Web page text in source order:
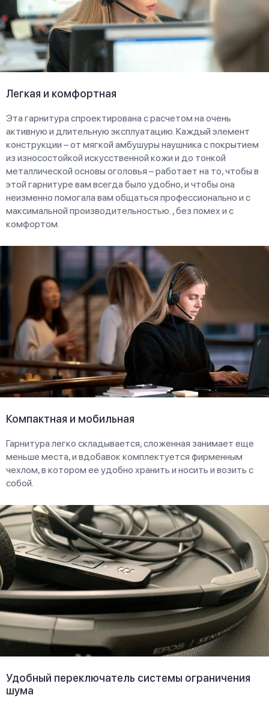
Легкая и комфортная
Эта гарнитура спроектирована с расчетом на очень
активную и длительную эксплуатацию. Каждый элемент
конструкции – от мягкой амбушуры наушника с покрытием
из износостойкой искусственной кожи и до тонкой
металлической основы оголовья – работает на то, чтобы в
этой гарнитуре вам всегда было удобно, и чтобы она
неизменно помогала вам общаться профессионально и с
максимальной производительностью. , без помех и с
комфортом.
Компактная и мобильная
Гарнитура легко складывается, сложенная занимает еще
меньше места, и вдобавок комплектуется фирменным
чехлом, в котором ее удобно хранить и носить и возить с
собой.
Удобный переключатель системы ограничения
шума